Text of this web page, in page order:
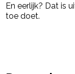
En eerlijk? Dat is
toe doet.